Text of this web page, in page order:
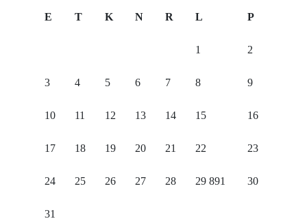
E T K N R L P
1 2
3 4 5 6 7 8 9
10 11 12 13 14 15 16
17 18 19 20 21 22 23
24 25 26 27 28 29 891 30
31